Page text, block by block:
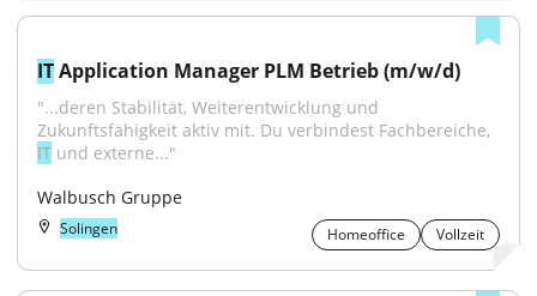
IT Application Manager PLM Betrieb (m/w/d)
"...deren Stabilität, Weiterentwicklung und
IT und externe..."
Walbusch Gruppe
Solingen Homeoffice Vollzeit